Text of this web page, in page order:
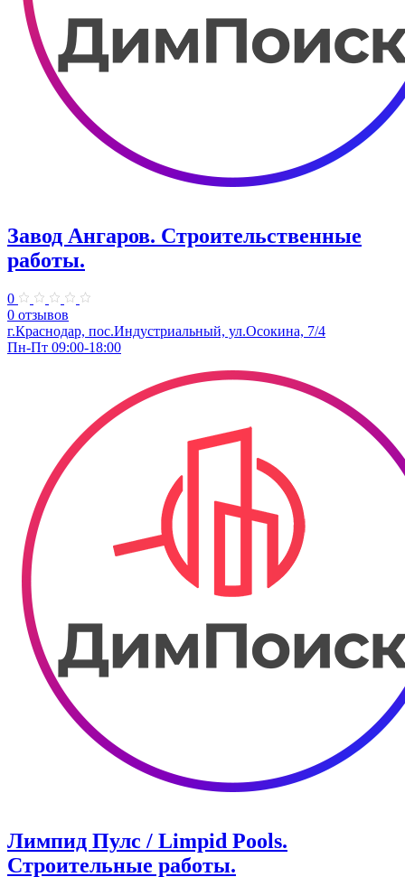
Завод Ангаров. Строительственные
работы.
0
0 отзывов
г.Краснодар, пос.Индустриальный, ул.Осокина, 7/4
Пн-Пт 09:00-18:00
Лимпид Пулс / Limpid Pools.
Строительные работы.